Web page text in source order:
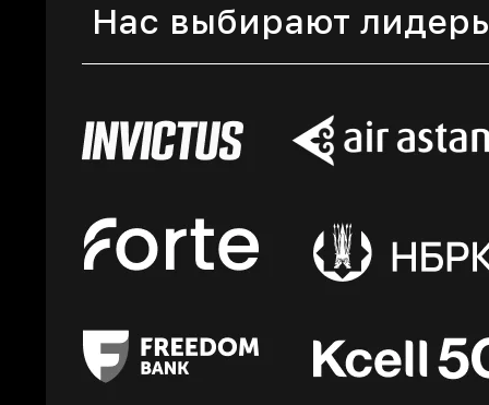
Нас выбирают